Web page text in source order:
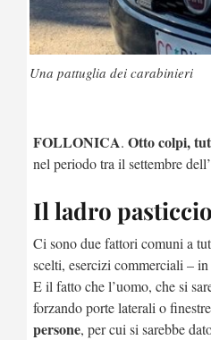
Una pattuglia dei carabinieri
FOLLONICA. Otto colpi,
nel periodo tra il settembre
Il ladro
Ci sono due fattori comuni a
scelti, esercizi commerciali –
E il fatto che l’uomo, che si
forzando porte laterali o
persone, per cui si sarebbe